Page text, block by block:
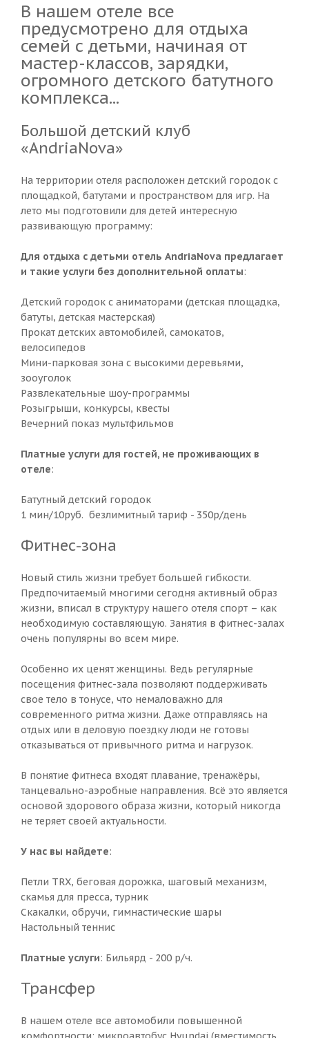
В нашем отеле все
предусмотрено для отдыха
семей с детьми, начиная от
мастер-классов, зарядки,
огромного детского батутного
комплекса...
Большой детский клуб
«AndriaNova»
На территории отеля расположен детский городок с
площадкой, батутами и пространством для игр. На
лето мы подготовили для детей интересную
развивающую программу:
Для отдыха с детьми отель AndriaNova предлагает
и такие услуги без дополнительной оплаты:
Детский городок с аниматорами (детская площадка,
батуты, детская мастерская)
Прокат детских автомобилей, самокатов,
велосипедов
Мини-парковая зона с высокими деревьями,
зооуголок
Развлекательные шоу-программы
Розыгрыши, конкурсы, квесты
Вечерний показ мультфильмов
Платные услуги для гостей, не проживающих в
отеле:
Батутный детский городок
1 мин/10руб. безлимитный тариф - 350р/день
Фитнес-зона
Новый стиль жизни требует большей гибкости.
Предпочитаемый многими сегодня активный образ
жизни, вписал в структуру нашего отеля спорт – как
необходимую составляющую. Занятия в фитнес-залах
очень популярны во всем мире.
Особенно их ценят женщины. Ведь регулярные
посещения фитнес-зала позволяют поддерживать
свое тело в тонусе, что немаловажно для
современного ритма жизни. Даже отправляясь на
отдых или в деловую поездку люди не готовы
отказываться от привычного ритма и нагрузок.
В понятие фитнеса входят плавание, тренажёры,
танцевально-аэробные направления. Всё это является
основой здорового образа жизни, который никогда
не теряет своей актуальности.
У нас вы найдете:
Петли TRX, беговая дорожка, шаговый механизм,
скамья для пресса, турник
Скакалки, обручи, гимнастические шары
Настольный теннис
Платные услуги: Бильярд - 200 р/ч.
Трансфер
В нашем отеле все автомобили повышенной